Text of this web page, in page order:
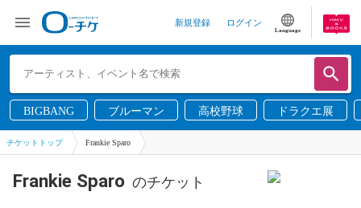
新規登録 ログイン
Language
BIGBANG ブルーマン 高校野球 ドラクエ展
チケットトップ Frankie Sparo
Frankie Sparo のチケット